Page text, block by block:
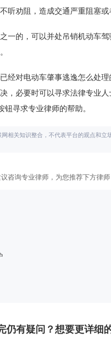
不听劝阻，造成交通严重阻塞或
一的，可以并处吊销机动车
经对电动车肇事逃逸怎么处
，必要时可以寻求法律专业
钮寻求专业律师的帮助。
相关知识整合，不代表平台的观点和立
咨询专业律师，为您推荐下方律师
仍有疑问？想要更详细